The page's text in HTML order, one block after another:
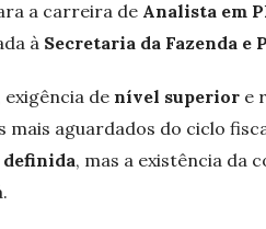
a carreira de Analista em
à Secretaria da Fazenda e
exigência denível superior e
aguardados do ciclo
definida, mas a existência da